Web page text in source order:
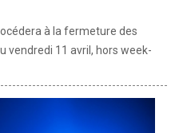
à la fermeture des
vendredi 11 avril, hors week-